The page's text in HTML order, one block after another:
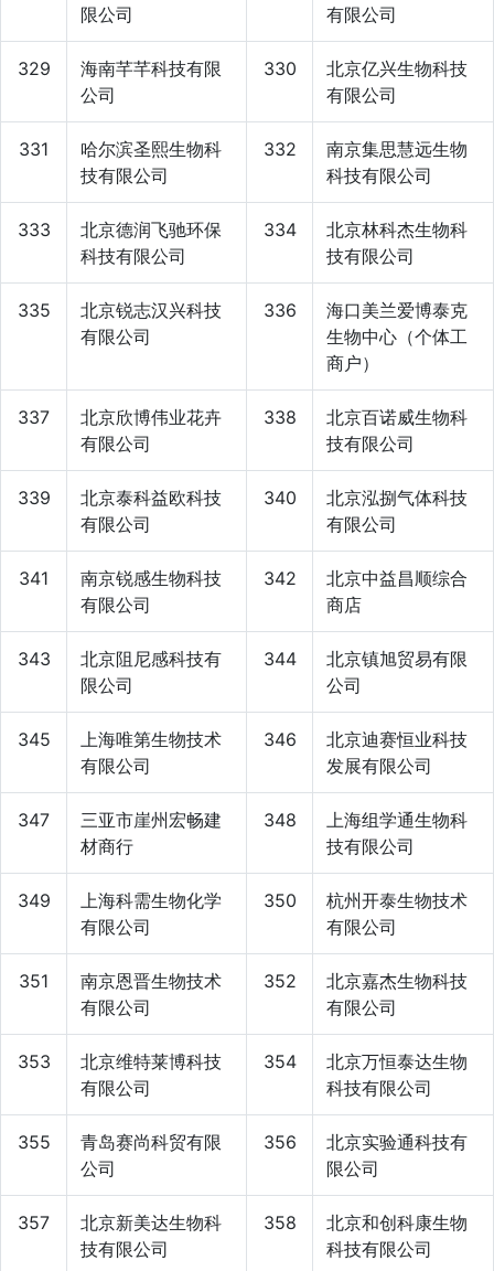
限公司
有限公司
329
海南芊芊科技有限
公司
330
北京亿兴生物科技
有限公司
331
哈尔滨圣熙生物科
技有限公司
332
南京集思慧远生物
科技有限公司
333
北京德润飞驰环保
科技有限公司
334
北京林科杰生物科
技有限公司
335
北京锐志汉兴科技
有限公司
336
海口美兰爱博泰克
生物中心（个体工
商户）
337
北京欣博伟业花卉
有限公司
338
北京百诺威生物科
技有限公司
339
北京泰科益欧科技
有限公司
340
北京泓捌气体科技
有限公司
341
南京锐感生物科技
有限公司
342
北京中益昌顺综合
商店
343
北京阻尼感科技有
限公司
344
北京镇旭贸易有限
公司
345
上海唯第生物技术
有限公司
346
北京迪赛恒业科技
发展有限公司
347
三亚市崖州宏畅建
材商行
348
上海组学通生物科
技有限公司
349
上海科需生物化学
有限公司
350
杭州开泰生物技术
有限公司
351
南京恩晋生物技术
有限公司
352
北京嘉杰生物科技
有限公司
353
北京维特莱博科技
有限公司
354
北京万恒泰达生物
科技有限公司
355
青岛赛尚科贸有限
公司
356
北京实验通科技有
限公司
357
北京新美达生物科
技有限公司
358
北京和创科康生物
科技有限公司